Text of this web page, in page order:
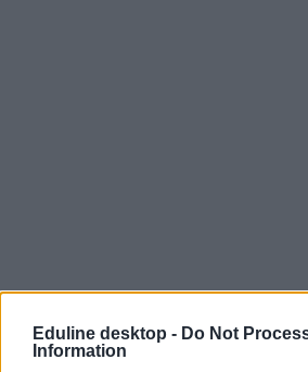
Eduline desktop - Do Not
Information